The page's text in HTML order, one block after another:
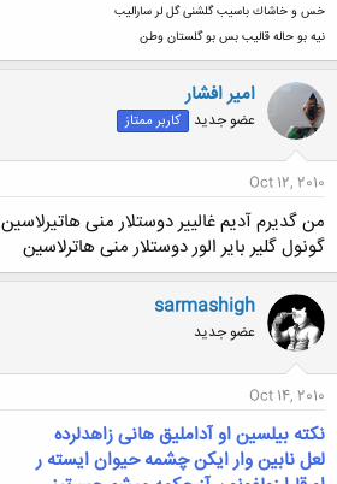
هجه رین قوچ نبی سینده ن
خس و خاشاك باسیب گلشنی گل لر سارالیب
نیه بو حاله قالیب بس بو گلستان وطن
امیر افشار
عضو جدید کاربر ممتاز
Oct 12, 2010
من گدیرم آدیم غالییر دوستلار منی هاتیرلاسین
گونول گلیر بایر الور دوستلار منی هاترلاسین
sarmashigh
عضو جدید
Oct 14, 2010
نکته بیلسین او آداملیق هانی زاهدلرده
لعل نابین وار ایکن چشمه حیوان ایسته ر